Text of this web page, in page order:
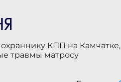
КПП на Камчатке,
травмы матросу